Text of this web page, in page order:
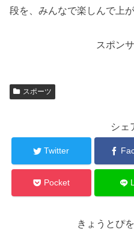
段を、みんなで楽しんで上
スポン
スポーツ
シェ
Twitter
Pocket
きょうとぴ